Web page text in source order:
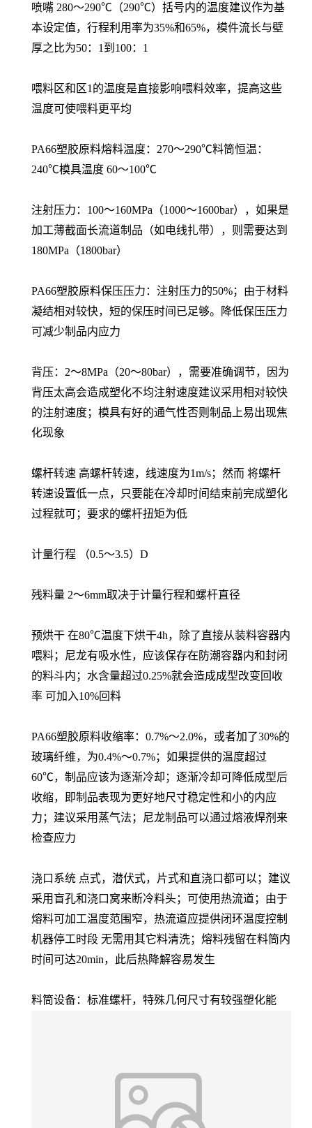
喷嘴 280～290℃（290℃）括号内的温度建议作为基
本设定值，行程利用率为35%和65%，模件流长与壁
厚之比为50：1到100：1
喂料区和区1的温度是直接影响喂料效率，提高这些
温度可使喂料更平均
PA66塑胶原料熔料温度：270～290℃料筒恒温：
240℃模具温度 60～100℃
注射压力：100～160MPa（1000～1600bar），如果是
加工薄截面长流道制品（如电线扎带），则需要达到
180MPa（1800bar）
PA66塑胶原料保压压力：注射压力的50%；由于材料
凝结相对较快，短的保压时间已足够。降低保压压力
可减少制品内应力
背压：2～8MPa（20～80bar），需要准确调节，因为
背压太高会造成塑化不均注射速度建议采用相对较快
的注射速度；模具有好的通气性否则制品上易出现焦
化现象
螺杆转速 高螺杆转速，线速度为1m/s；然而 将螺杆
转速设置低一点，只要能在冷却时间结束前完成塑化
过程就可；要求的螺杆扭矩为低
计量行程 （0.5～3.5）D
残料量 2～6mm取决于计量行程和螺杆直径
预烘干 在80℃温度下烘干4h，除了直接从装料容器内
喂料；尼龙有吸水性，应该保存在防潮容器内和封闭
的料斗内；水含量超过0.25%就会造成成型改变回收
率 可加入10%回料
PA66塑胶原料收缩率：0.7%～2.0%，或者加了30%的
玻璃纤维，为0.4%～0.7%；如果提供的温度超过
60℃，制品应该为逐渐冷却；逐渐冷却可降低成型后
收缩，即制品表现为更好地尺寸稳定性和小的内应
力；建议采用蒸气法；尼龙制品可以通过熔液焊剂来
检查应力
浇口系统 点式，潜伏式，片式和直浇口都可以；建议
采用盲孔和浇口窝来断冷料头；可使用热流道；由于
熔料可加工温度范围窄，热流道应提供闭环温度控制
机器停工时段 无需用其它料清洗；熔料残留在料筒内
时间可达20min，此后热降解容易发生
料筒设备：标准螺杆，特殊几何尺寸有较强塑化能